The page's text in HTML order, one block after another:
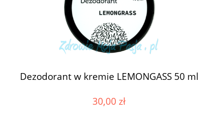
Dezodorant w kremie LEMONGASS 50 ml
30,00 zł